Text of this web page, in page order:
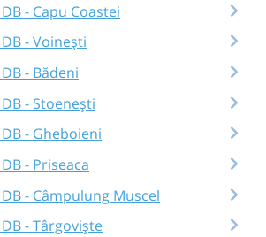
- Capu Coastei
- Voinești
- Bădeni
- Stoenești
- Gheboieni
- Priseaca
- Câmpulung Muscel
- Târgoviște